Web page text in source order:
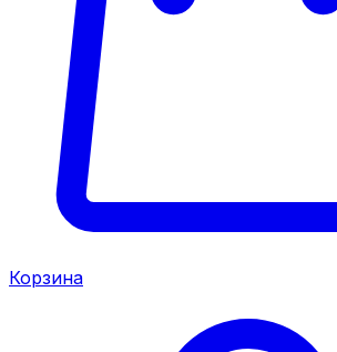
Корзина